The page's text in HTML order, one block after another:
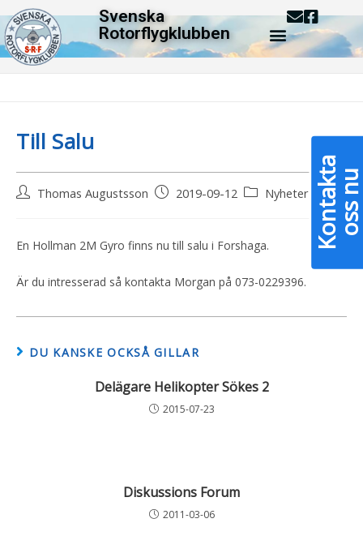
Svenska
Rotorflygklubben
Till Salu
Thomas Augustsson 2019-09-12 Nyheter
En Hollman 2M Gyro finns nu till salu i Forshaga.
Är du intresserad så kontakta Morgan på 073-0229396.
DU KANSKE OCKSÅ GILLAR
Delägare Helikopter Sökes 2
2015-07-23
Diskussions Forum
2011-03-06
K
o
n
t
a
k
a
o
s
s
n